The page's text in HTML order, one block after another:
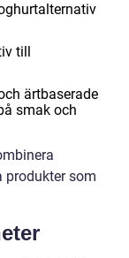
till
ärtbaserade
smak och
produkter som